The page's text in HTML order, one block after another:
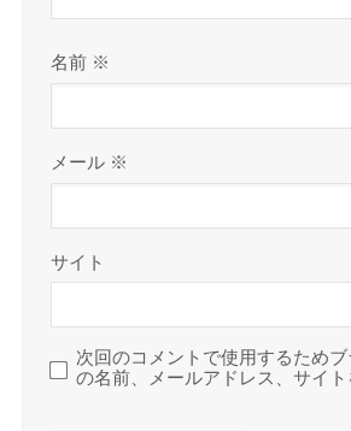
名前 ※
メール ※
サイト
次回のコメントで使用するため
の名前、メールアドレス、サイト